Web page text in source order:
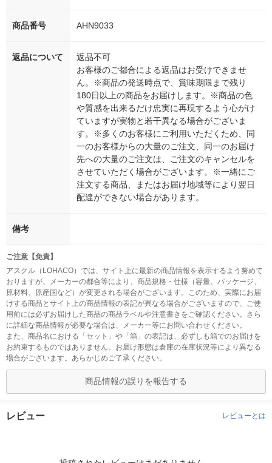
商品番号 AHN9033
返品について
返品不可
お客様のご都合による返品はお受けできませ
ん。※商品の発送時点で、賞味期限まで残り
180日以上の商品をお届けします。※商品の色
や質感を出来るだけ忠実に再現するよう心がけ
ていますが実物と若干異なる場合がございま
す。※多くのお客様にご利用いただくため、同
一のお客様からの大量のご注文、同一のお届け
先への大量のご注文は、ご注文のキャンセルを
させていただく場合がございます。※一緒にご
注文する商品、またはお届け地域等により翌日
配達ができない場合があります。
備考
ご注意【免責】
アスクル（LOHACO）では、サイト上に最新の商品情報を表示するよう努めて
おりますが、メーカーの都合等により、商品規格・仕様（容量、パッケージ、
原材料、原産国など）が変更される場合がございます。このため、実際にお届
けする商品とサイト上の商品情報の表記が異なる場合がございますので、ご使
用前には必ずお届けした商品の商品ラベルや注意書きをご確認ください。さら
に詳細な商品情報が必要な場合は、メーカー等にお問い合わせください。
また、商品名における「セット」や「箱」の表記は、必ずしも箱でのお届けを
お約束するものではありません。お届け形態は倉庫の在庫状況等により異なる
場合がございます。あらかじめご了承ください。
商品情報の誤りを報告する
レビュー レビューとは